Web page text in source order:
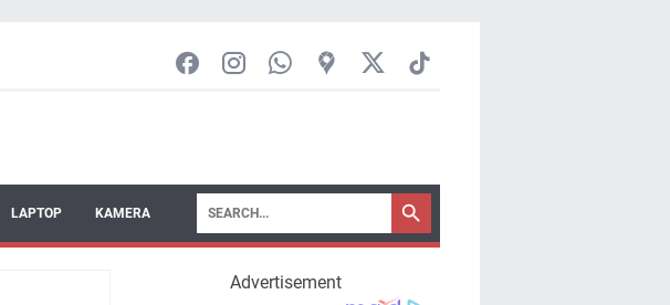
LAPTOP KAMERA
Advertisement